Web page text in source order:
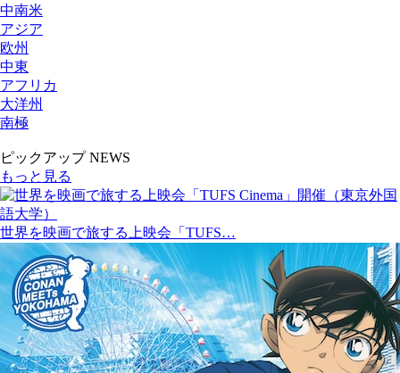
中南米
アジア
欧州
中東
アフリカ
大洋州
南極
ピックアップ NEWS
もっと見る
世界を映画で旅する上映会「TUFS…